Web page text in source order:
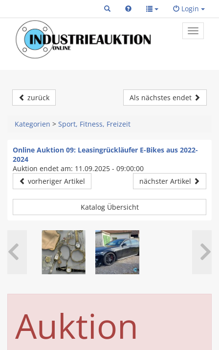
Login
Toggle
primary
zurück Als nächstes endet
Kategorien > Sport, Fitness, Freizeit
Online Auktion 09: Leasingrückläufer E-Bikes aus 2022-
2024
Auktion endet am: 11.09.2025 - 09:00:00
vorheriger Artikel
nächster Artikel
Katalog Übersicht
Auktion